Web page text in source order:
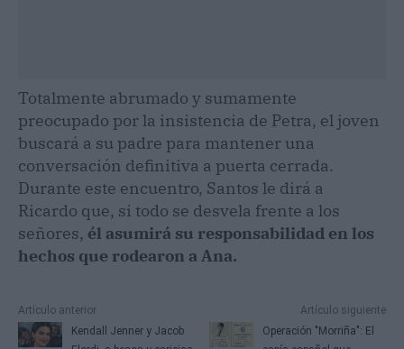
Totalmente abrumado y sumamente
preocupado por la insistencia de Petra, el joven
buscará a su padre para mantener una
conversación definitiva a puerta cerrada.
Durante este encuentro, Santos le dirá a
Ricardo que, si todo se desvela frente a los
señores, él asumirá su responsabilidad en los
hechos que rodearon a Ana.
Artículo anterior
Kendall Jenner y Jacob
Artículo siguiente
Operación "Morriña": El